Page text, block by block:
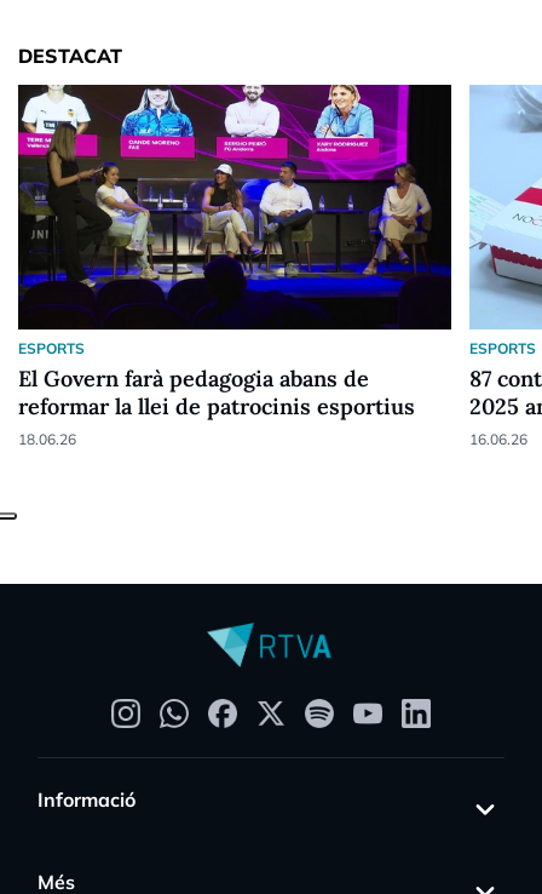
DESTACAT
ESPORTS
El Govern farà pedagogia abans de
reformar la llei de patrocinis esportius
18.06.26
ESPORTS
87
2025
16.06.26
Informació
Més